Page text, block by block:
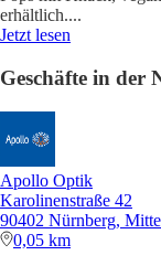
erhältlich....
Jetzt lesen
Geschäfte in der
Apollo Optik
Karolinenstraße 42
90402 Nürnberg,
0,05 km